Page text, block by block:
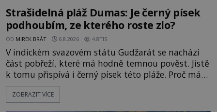
Strašidelná pláž Dumas: Je černý písek
podhoubím, ze kterého roste zlo?
OD MIREK BRÁT 6.8.2026 4.8TIS
V indickém svazovém státu Gudžarát se nachází
část pobřeží, které má hodně temnou pověst. Jistě
k tomu přispívá i černý písek této pláže. Proč má
pláž takové netypické zbarvení? Nakolik jsou
pravdivé historky, že zde došlo k nevysvětlitelným
ZOBRAZIT VÍCE